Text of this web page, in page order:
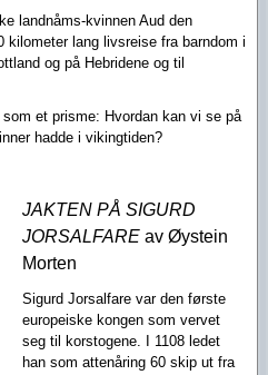
landnåms-kvinnen Aud den
kilometer lang livsreise fra barndom i
og på Hebridene og til
et prisme: Hvordan kan vi se på
hadde i vikingtiden?
JAKTEN PÅ SIGURD
JORSALFARE av Øystein
Morten
Sigurd Jorsalfare var den første
europeiske kongen som vervet
seg til korstogene. I 1108 ledet
han som attenåring 60 skip ut fra